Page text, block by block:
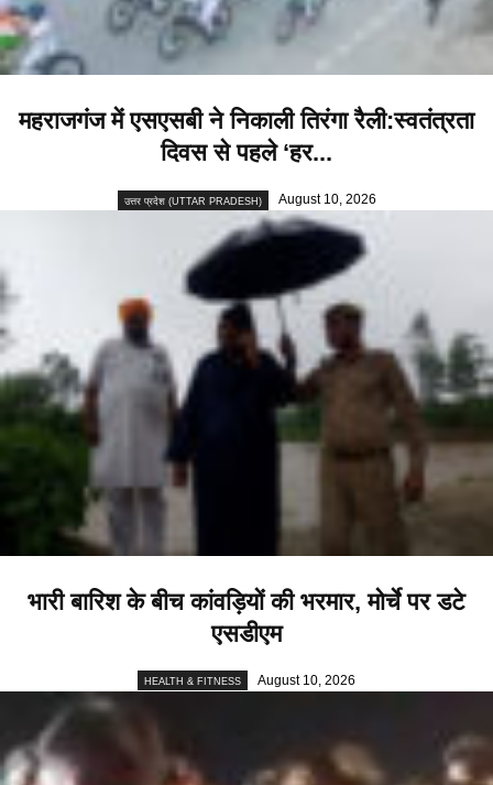
महराजगंज में एसएसबी ने निकाली तिरंगा रैली:स्वतंत्रता
दिवस से पहले ‘हर...
उत्तर प्रदेश (UTTAR PRADESH) August 10, 2026
भारी बारिश के बीच कांवड़ियों की भरमार, मोर्चे पर डटे
एसडीएम
HEALTH & FITNESS August 10, 2026